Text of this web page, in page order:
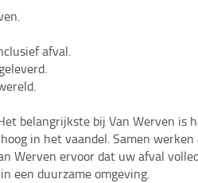
afval.
belangrijkste bij Van Werven is
in het vaandel. Samen
Werven ervoor dat uw afval
een duurzame omgeving.